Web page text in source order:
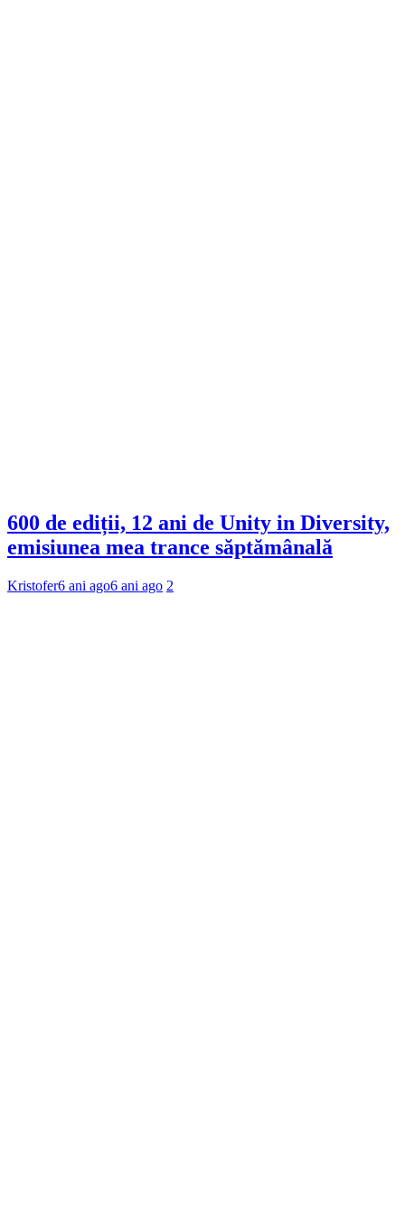
600 de ediții, 12 ani de Unity in Diversity,
emisiunea mea trance săptămânală
Kristofer6 ani ago6 ani ago 2